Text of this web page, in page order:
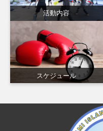
活動内容
スケジュール